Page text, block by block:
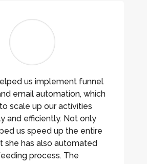
us implement funnel
email automation, which
scale up our activities
and efficiently. Not only
us speed up the entire
she has also automated
process. The